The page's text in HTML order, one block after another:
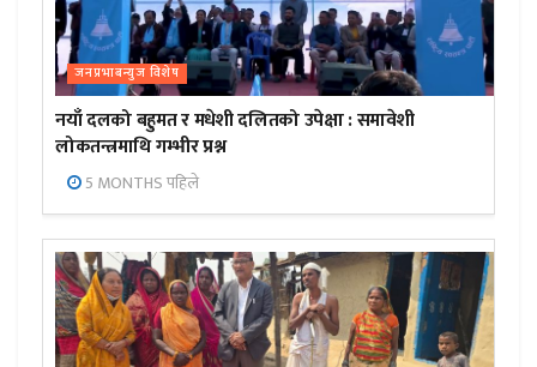
जनप्रभाबन्युज विशेष
नयाँ दलको बहुमत र मधेशी दलितको उपेक्षा : समावेशी
लोकतन्त्रमाथि गम्भीर प्रश्न
5 MONTHS पहिले